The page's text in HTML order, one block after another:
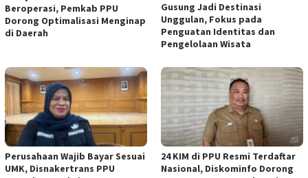
Beroperasi, Pemkab PPU
Dorong Optimalisasi Menginap
di Daerah
Gusung Jadi Destinasi
Unggulan, Fokus pada
Penguatan Identitas dan
Pengelolaan Wisata
Perusahaan Wajib Bayar Sesuai
UMK, Disnakertrans PPU
24 KIM di PPU Resmi Terdaftar
Nasional, Diskominfo Dorong